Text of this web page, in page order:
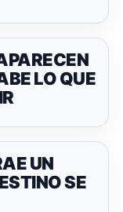
LO QUE
UN
SE